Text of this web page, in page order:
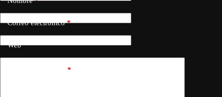
Correo electrónico*
Web
*